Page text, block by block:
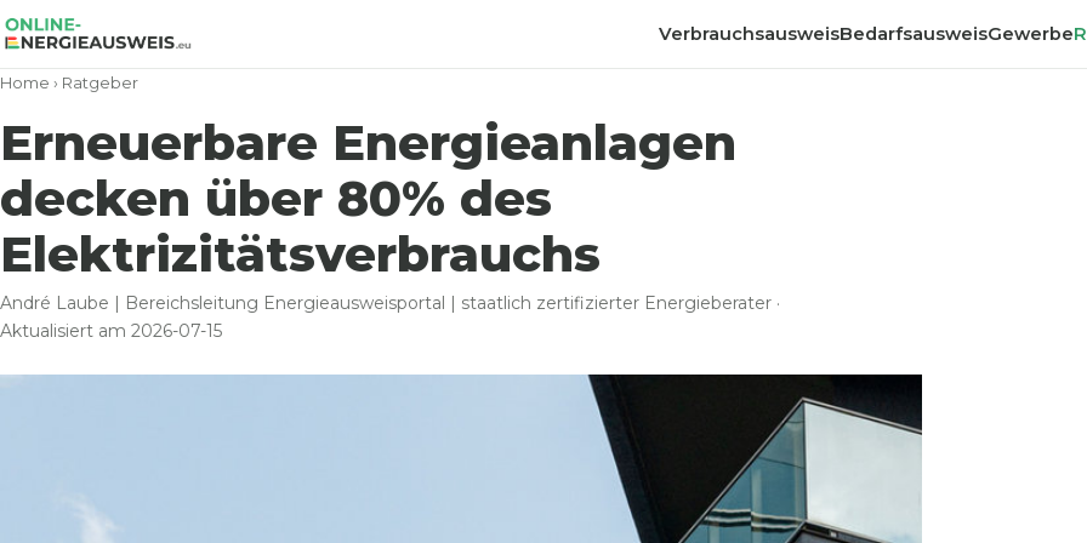
VerbrauchsausweisBedarfsausweisGewerbe
Home › Ratgeber
Erneuerbare Energieanlagen
decken über 80% des
Elektrizitätsverbrauchs
André Laube | Bereichsleitung Energieausweisportal | staatlich zertifizierter Energieberater ·
Aktualisiert am 2026-07-15